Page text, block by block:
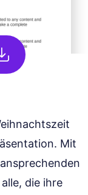
Mit
die ihre